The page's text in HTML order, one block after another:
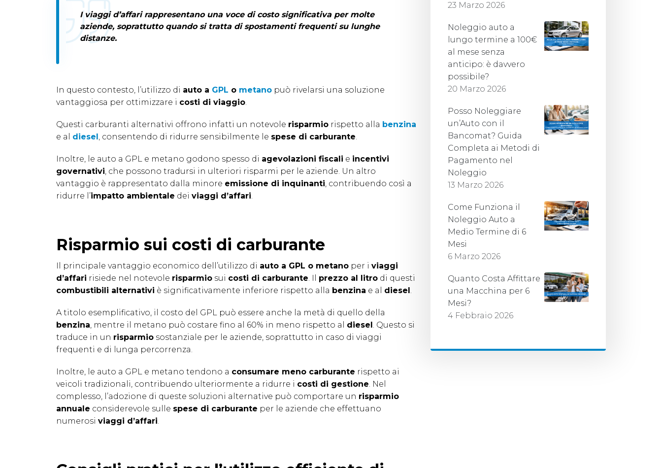
Iviaggi d’affarirappresentano una voce di costo significativa per molte
aziende, soprattutto quando si tratta di spostamenti frequenti su lunghe
distanze.
In questo contesto, l’utilizzo di auto a GPL o metano può rivelarsi una soluzione
vantaggiosa per ottimizzare i costi di viaggio.
Questi carburanti alternativi offrono infatti un notevole risparmio rispetto alla benzina
e al
diesel, consentendo di ridurre sensibilmente le spese di carburante.
Inoltre, le auto a GPL e metano godono spesso di agevolazioni fiscali e incentivi
governativi, che possono tradursi in ulteriori risparmi per le aziende. Un altro
vantaggio è rappresentato dalla minore emissione di inquinanti, contribuendo così a
ridurre l’impatto ambientale dei viaggi d’affari.
Risparmio sui costi di carburante
Il principale vantaggio economico dell’utilizzo di auto a GPL o metano per i viaggi
d’affari risiede nel notevole risparmio sui costi di carburante. Il prezzo al litro di questi
combustibili alternativi è significativamente inferiore rispetto alla benzina e al diesel.
A titolo esemplificativo, il costo del GPL può essere anche la metà di quello della
benzina, mentre il metano può costare fino al 60% in meno rispetto al diesel. Questo si
traduce in un risparmio sostanziale per le aziende, soprattutto in caso di viaggi
frequenti e di lunga percorrenza.
Inoltre, le auto a GPL e metano tendono a consumare meno carburante rispetto ai
veicoli tradizionali, contribuendo ulteriormente a ridurre i costi di gestione. Nel
complesso, l’adozione di queste soluzioni alternative può comportare un risparmio
annuale considerevole sulle spese di carburante per le aziende che effettuano
numerosi viaggi d’affari.
23 Marzo 2026
Noleggio auto a
lungo termine a 100€
al mese senza
anticipo: è davvero
possibile?
20 Marzo 2026
Posso Noleggiare
un’Auto con il
Bancomat? Guida
Completa ai Metodi di
Pagamento nel
Noleggio
13 Marzo 2026
Come Funziona il
Noleggio Auto a
Medio Termine di 6
Mesi
6 Marzo 2026
Quanto Costa Affittare
una Macchina per 6
Mesi?
4 Febbraio 2026